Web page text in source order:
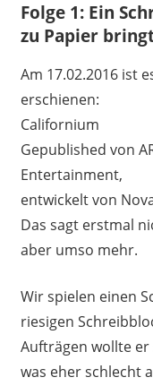
Folge 1: Ein
zu Papier
Am 17.02.2016 ist
erschienen:
Californium
Gepublished von
Entertainment,
entwickelt von
Das sagt erstmal
aber umso mehr.
Wir spielen einen
riesigen
Aufträgen wollte
was eher schlecht